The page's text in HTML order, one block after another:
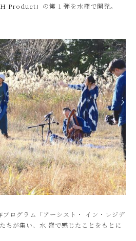
Product」 の第 1 弾を水窪で開発。
ログラム「アーシスト・ イン・レジデ
ちが集い、水 窪で感じたことをもとに